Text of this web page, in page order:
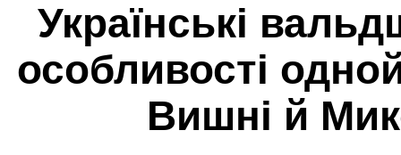
Українські
особливості
Вишні й